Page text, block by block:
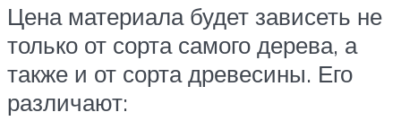
Цена материала будет зависеть не
только от сорта самого дерева, а
также и от сорта древесины. Его
различают: